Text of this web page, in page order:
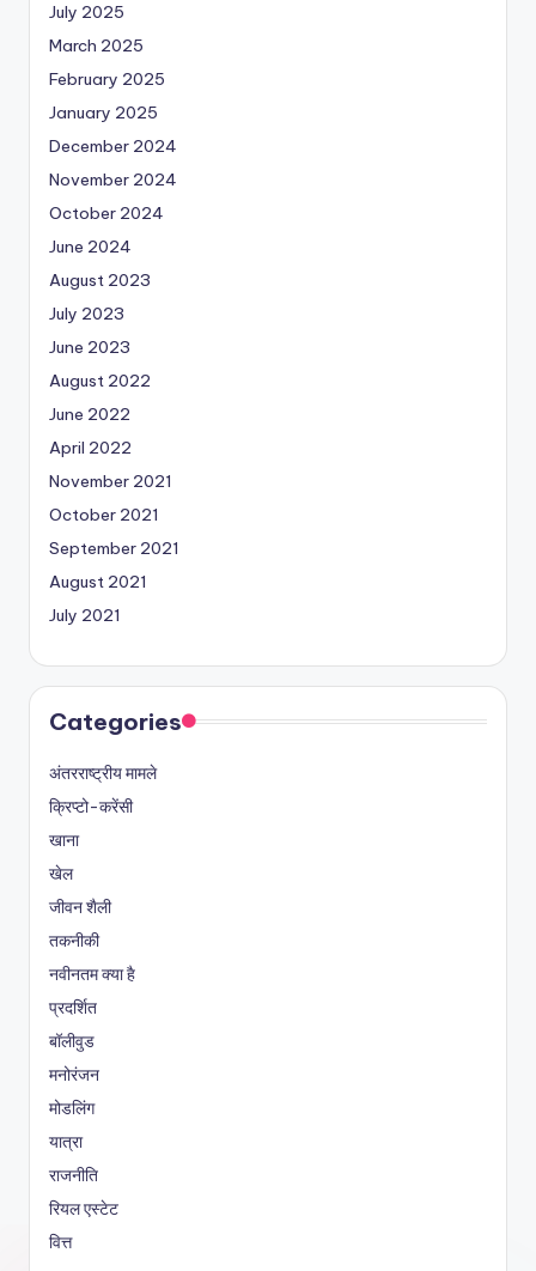
July 2025
March 2025
February 2025
January 2025
December 2024
November 2024
October 2024
June 2024
August 2023
July 2023
June 2023
August 2022
June 2022
April 2022
November 2021
October 2021
September 2021
August 2021
July 2021
Categories
अंतरराष्ट्रीय मामले
क्रिप्टो-करेंसी
खाना
खेल
जीवन शैली
तकनीकी
नवीनतम क्या है
प्रदर्शित
बॉलीवुड
मनोरंजन
मोडलिंग
यात्रा
राजनीति
रियल एस्टेट
वित्त